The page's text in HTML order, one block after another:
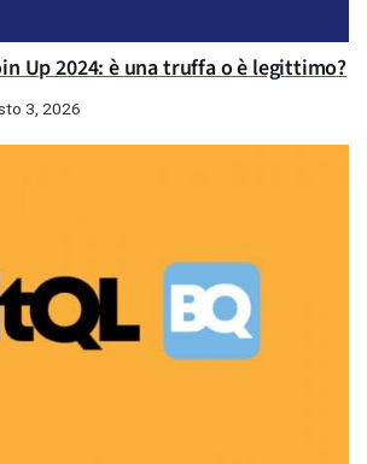
Up 2024: è una truffa o è legittimo?
3, 2026